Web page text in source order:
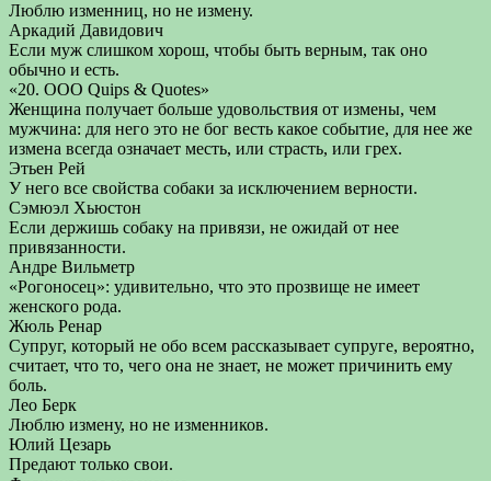
Люблю изменниц, но не измену.
Аркадий Давидович
Если муж слишком хорош, чтобы быть верным, так оно
обычно и есть.
«20. ООО Quips & Quotes»
Женщина получает больше удовольствия от измены, чем
мужчина: для него это не бог весть какое событие, для нее же
измена всегда означает месть, или страсть, или грех.
Этьен Рей
У него все свойства собаки за исключением верности.
Сэмюэл Хьюстон
Если держишь собаку на привязи, не ожидай от нее
привязанности.
Андре Вильметр
«Рогоносец»: удивительно, что это прозвище не имеет
женского рода.
Жюль Ренар
Супруг, который не обо всем рассказывает супруге, вероятно,
считает, что то, чего она не знает, не может причинить ему
боль.
Лео Берк
Люблю измену, но не изменников.
Юлий Цезарь
Предают только свои.